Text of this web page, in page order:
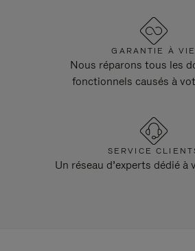
GARANTIE À VIE
Nous réparons tous les
fonctionnels causés à
SERVICE
Un réseau d’experts dédié à